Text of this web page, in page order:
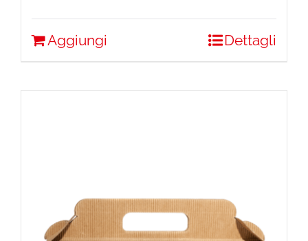
Aggiungi Dettagli